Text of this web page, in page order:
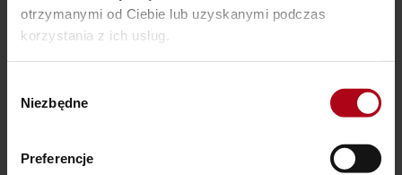
otrzymanymi od Ciebie lub uzyskanymi podczas
korzystania z ich usług.
zgody
Niezbędne
Preferencje
Sekcja
6
Sekcja